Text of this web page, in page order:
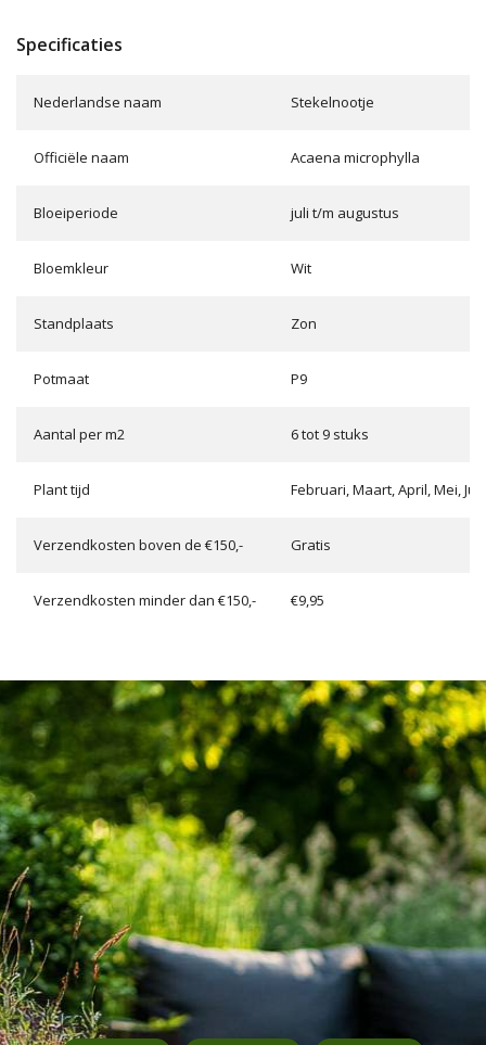
Specificaties
Nederlandse naam Stekelnootje
Officiële naam Acaena microphylla
Bloeiperiode juli t/m augustus
Bloemkleur Wit
Standplaats Zon
Potmaat P9
Aantal per m2 6 tot 9 stuks
Plant tijd Februari, Maart, April, Mei,
Verzendkosten boven de €150,- Gratis
Verzendkosten minder dan €150,- €9,95